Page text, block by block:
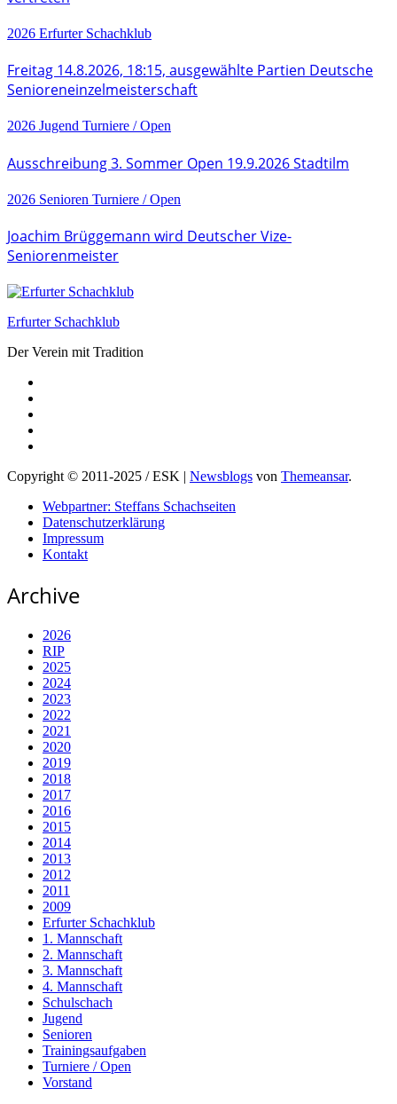
2026 Erfurter Schachklub
Freitag 14.8.2026, 18:15, ausgewählte Partien Deutsche
Senioreneinzelmeisterschaft
2026 Jugend Turniere / Open
Ausschreibung 3. Sommer Open 19.9.2026 Stadtilm
2026 Senioren Turniere / Open
Joachim Brüggemann wird Deutscher Vize-
Seniorenmeister
Erfurter Schachklub
Der Verein mit Tradition
Copyright © 2011-2025 / ESK Newsblogs von Themeansar.
Webpartner: Steffans Schachseiten
Datenschutzerklärung
Impressum
Kontakt
Archive
2026
RIP
2025
2024
2023
2022
2021
2020
2019
2018
2017
2016
2015
2014
2013
2012
2011
2009
Erfurter Schachklub
1. Mannschaft
2. Mannschaft
3. Mannschaft
4. Mannschaft
Schulschach
Jugend
Senioren
Trainingsaufgaben
Turniere / Open
Vorstand